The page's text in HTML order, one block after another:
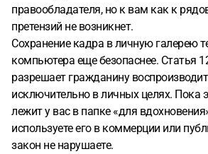
правообладателя, но к вам как к
претензий не возникнет.
Сохранение кадра в личную галерею
компьютера еще безопаснее. Статья
разрешает гражданину
исключительно в личных целях. Пока
лежит у вас в папке «для
используете его в коммерции или
закон не нарушаете.